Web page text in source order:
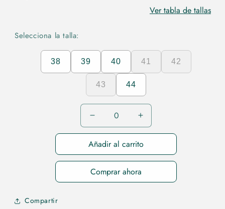
Ver tabla de tallas
Selecciona la talla:
38 39 40 41 42
43 44
Reducir
cantidad
para
Aumentar
cantidad
para
Añadir al carrito
Comprar ahora
Compartir